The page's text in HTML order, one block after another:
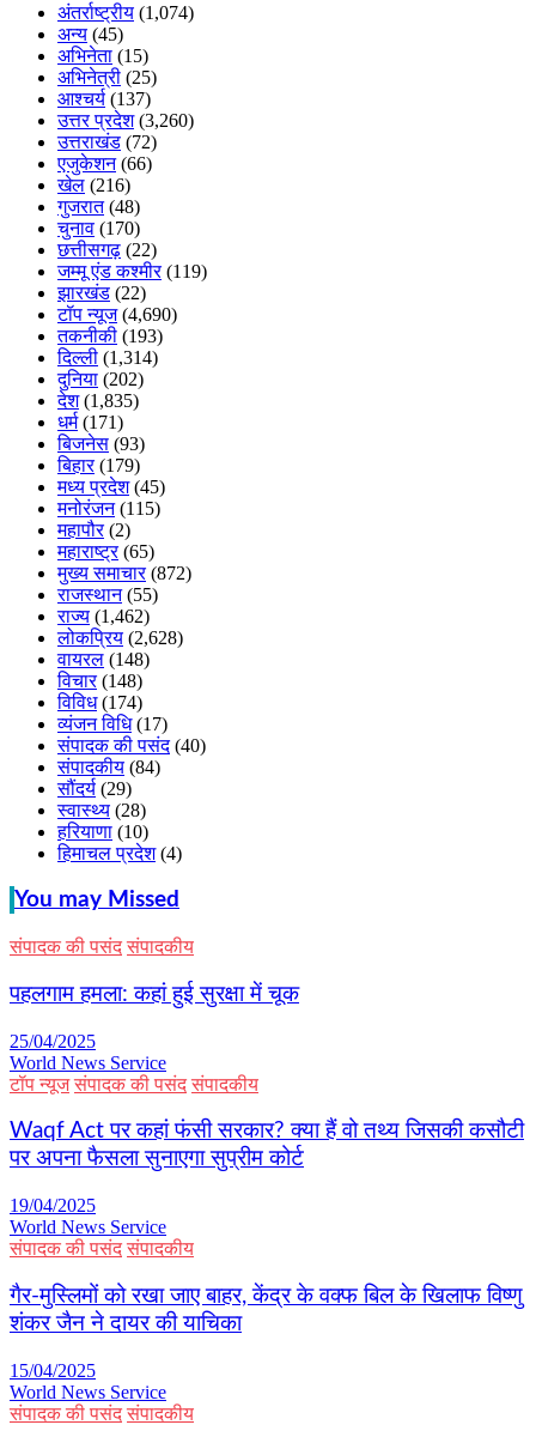
अंतर्राष्ट्रीय (1,074)
अन्य (45)
अभिनेता (15)
अभिनेत्री (25)
आश्चर्य (137)
उत्तर प्रदेश(3,260)
उत्तराखंड (72)
एजुकेशन(66)
खेल (216)
गुजरात(48)
चुनाव (170)
छत्तीसगढ़ (22)
जम्मू एंड कश्मीर(119)
झारखंड (22)
टॉप न्यूज(4,690)
तकनीकी (193)
दिल्ली (1,314)
दुनिया (202)
देश(1,835)
धर्म(171)
बिजनेस (93)
बिहार(179)
मध्य प्रदेश(45)
मनोरंजन(115)
महापौर(2)
महाराष्ट्र(65)
मुख्य समाचार(872)
राजस्थान(55)
राज्य (1,462)
लोकप्रिय (2,628)
वायरल (148)
विचार(148)
विविध(174)
व्यंजन विधि(17)
संपादक की पसंद(40)
संपादकीय (84)
सौंदर्य (29)
स्वास्थ्य (28)
हरियाणा (10)
हिमाचल प्रदेश(4)
You may Missed
संपादक की पसंद संपादकीय
पहलगाम हमला: कहां हुई सुरक्षा में चूक
25/04/2025
World News Service
टॉप न्यूज संपादक की पसंद संपादकीय
Waqf Act पर कहां फंसी सरकार? क्या हैं वो तथ्य जिसकी कसौटी
पर अपना फैसला सुनाएगा सुप्रीम कोर्ट
19/04/2025
World News Service
संपादक की पसंद संपादकीय
गैर-मुस्लिमों को रखा जाए बाहर, केंद्र के वक्फ बिल के खिलाफ विष्णु
शंकर जैन ने दायर की याचिका
15/04/2025
World News Service
संपादक की पसंद संपादकीय